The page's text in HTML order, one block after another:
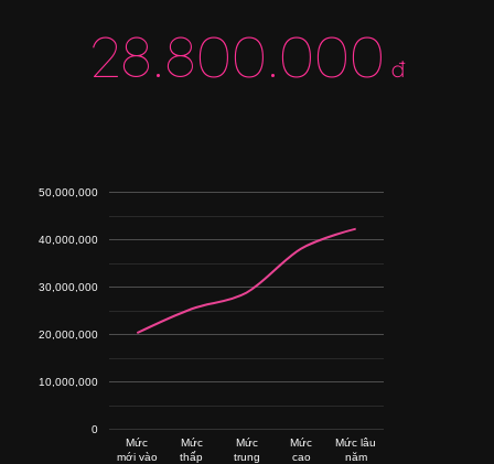
28.800.000 đ
Mức
mới vào
Mức
thấp
Mức
trung
Mức
cao
Mức lâu
năm
0
10,000,000
20,000,000
30,000,000
40,000,000
50,000,000